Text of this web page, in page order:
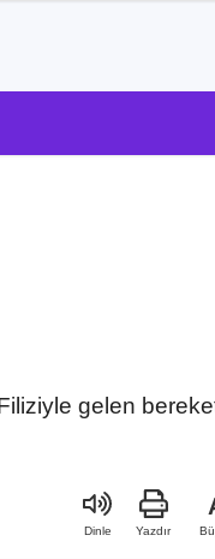
gelen bereketi
Dinle Yazdır